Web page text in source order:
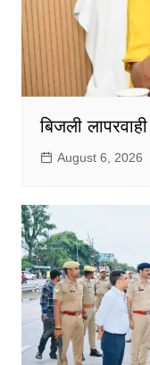
बिजली
August 6, 2026